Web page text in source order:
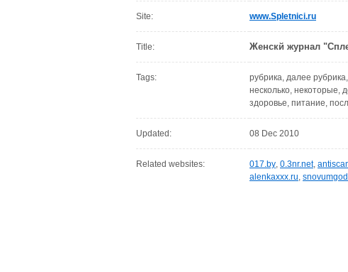
Site: www.Spletnici.ru
Title: Женскй журнал
Tags:
рубрика, далее
несколько, некоторые,
здоровье, питание,
Updated: 08 Dec 2010
Related websites: 017.by, 0.3nr.net,
alenkaxxx.ru,